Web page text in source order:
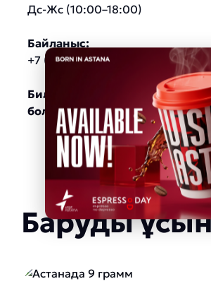
Дс-Жс (10:00–18:00)
Байланыс:
+7 (7172) 33‒65‒82
Билеттерді мына
болады:https://ticketon.kz/
Баруды